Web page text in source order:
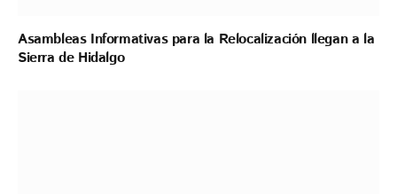
Asambleas Informativas para la Relocalización llegan a la
Sierra de Hidalgo